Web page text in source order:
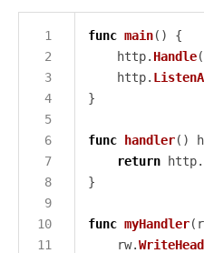
3
4
5
6
7
8
9
10
func main
	http.
Handle(
	http.
func handler
return http.
func myHandler
	rw.